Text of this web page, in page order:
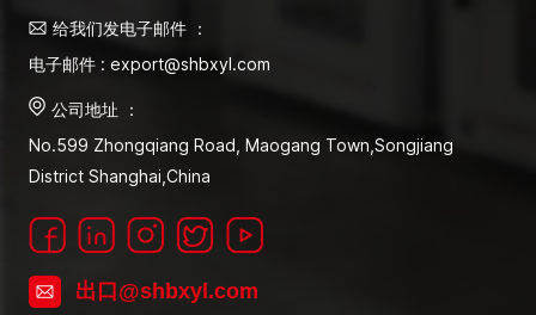
给我们发电子邮件 ：
电子邮件 : export@shbxyl.com
公司地址 ：
No.599 Zhongqiang Road, Maogang Town,Songjiang
District Shanghai,China
出口@shbxyl.com